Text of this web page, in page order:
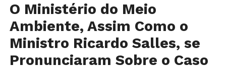
O Ministério do Meio
Ambiente, Assim Como o
Ministro Ricardo Salles, se
Pronunciaram Sobre o Caso